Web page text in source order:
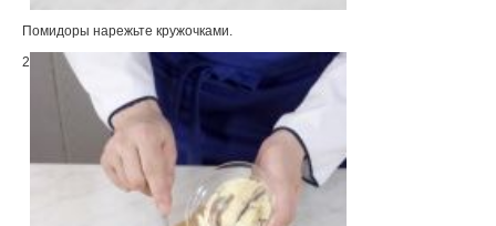
Помидоры нарежьте кружочками.
2